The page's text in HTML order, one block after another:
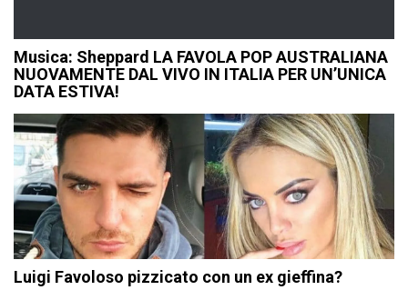
Musica: Sheppard LA FAVOLA POP AUSTRALIANA
NUOVAMENTE DAL VIVO IN ITALIA PER UN’UNICA
DATA ESTIVA!
Luigi Favoloso pizzicato con un ex gieffina?